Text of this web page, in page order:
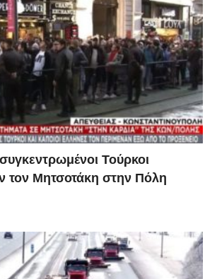
Τούρκοι
τον Μητσοτάκη στην Πόλη